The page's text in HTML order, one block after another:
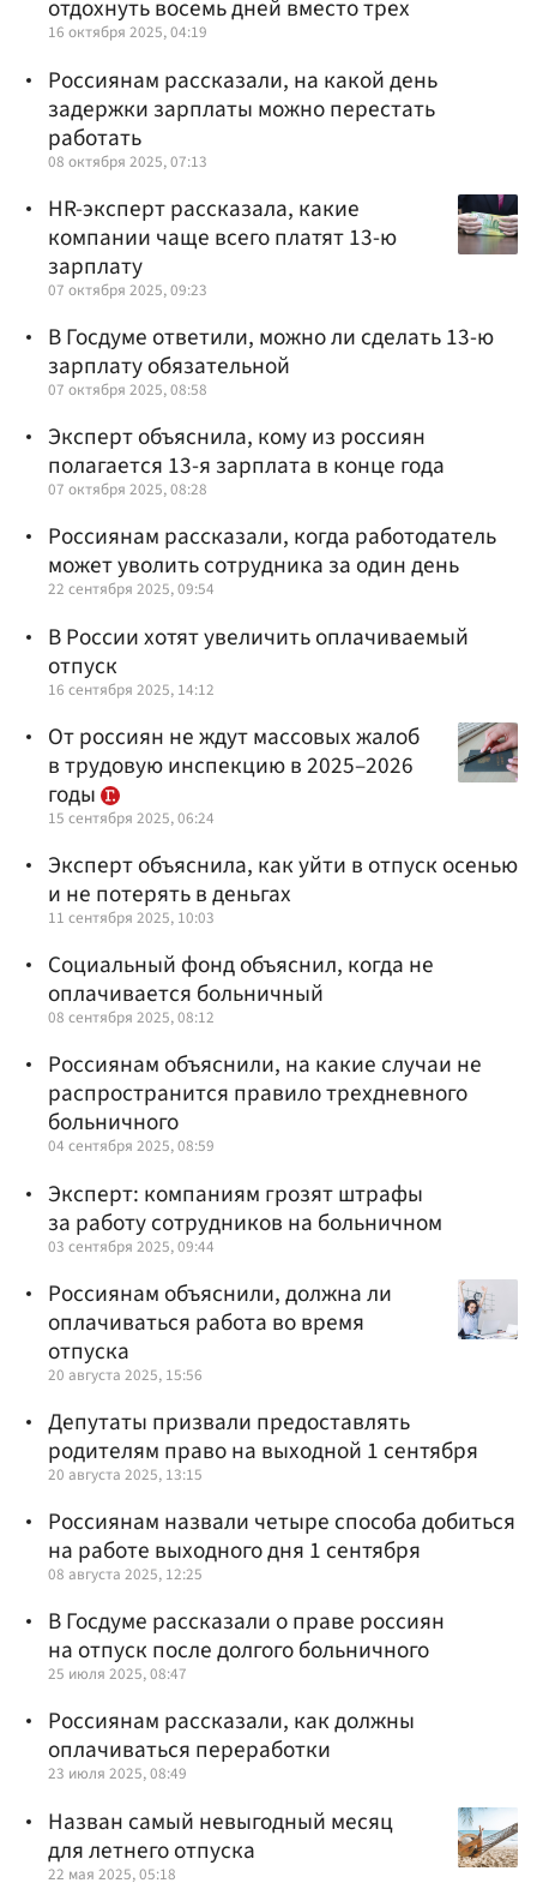
отдохнуть восемь дней вместо трех
16 октября 2025, 04:19
Россиянам рассказали, на какой день
задержки зарплаты можно перестать
работать
08 октября 2025, 07:13
HR-эксперт рассказала, какие
компании чаще всего платят 13-ю
зарплату
07 октября 2025, 09:23
В Госдуме ответили, можно ли сделать 13-ю
зарплату обязательной
07 октября 2025, 08:58
Эксперт объяснила, кому из россиян
полагается 13-я зарплата в конце года
07 октября 2025, 08:28
Россиянам рассказали, когда работодатель
может уволить сотрудника за один день
22 сентября 2025, 09:54
В России хотят увеличить оплачиваемый
отпуск
16 сентября 2025, 14:12
От россиян не ждут массовых жалоб
в трудовую инспекцию в 2025–2026
годы
15 сентября 2025, 06:24
Эксперт объяснила, как уйти в отпуск осенью
и не потерять в деньгах
11 сентября 2025, 10:03
Социальный фонд объяснил, когда не
оплачивается больничный
08 сентября 2025, 08:12
Россиянам объяснили, на какие случаи не
распространится правило трехдневного
больничного
04 сентября 2025, 08:59
Эксперт: компаниям грозят штрафы
за работу сотрудников на больничном
03 сентября 2025, 09:44
Россиянам объяснили, должна ли
оплачиваться работа во время
отпуска
20 августа 2025, 15:56
Депутаты призвали предоставлять
родителям право на выходной 1 сентября
20 августа 2025, 13:15
Россиянам назвали четыре способа добиться
на работе выходного дня 1 сентября
08 августа 2025, 12:25
В Госдуме рассказали о праве россиян
на отпуск после долгого больничного
25 июля 2025, 08:47
Россиянам рассказали, как должны
оплачиваться переработки
23 июля 2025, 08:49
Назван самый невыгодный месяц
для летнего отпуска
22 мая 2025, 05:18